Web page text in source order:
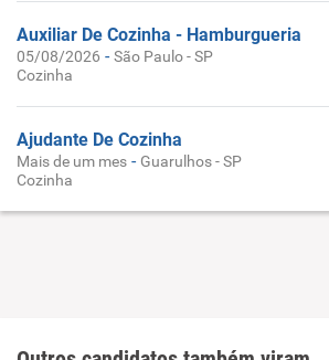
Auxiliar De Cozinha - Hamburgueria
05/08/2026 -São Paulo - SP
Cozinha
Ajudante De Cozinha
Mais de um mes - Guarulhos - SP
Cozinha